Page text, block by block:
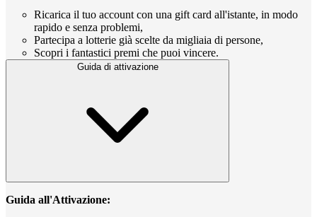
Ricarica il tuo account con una gift card all'istante, in modo
rapido e senza problemi,
Partecipa a lotterie già scelte da migliaia di persone,
Scopri i fantastici premi che puoi vincere.
Guida di attivazione
Guida all'Attivazione: